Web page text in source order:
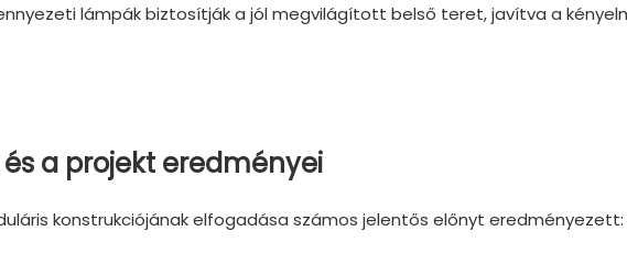
lámpák biztosítják a jól megvilágított belső teret, javítva a
a projekt eredményei
konstrukciójának elfogadása számos jelentős előnyt eredményezett: